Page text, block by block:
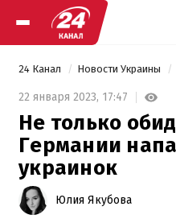
24 Канал Новости Украины
22 января 2023, 17:47
Не только
Германии
украинок
Юлия Якубова